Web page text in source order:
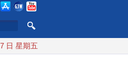
結合城鎮演習 AIT連續發文讚「韌性
日 星期五